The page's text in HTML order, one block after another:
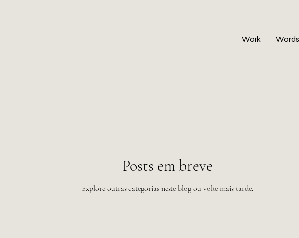
Work Words
Posts em breve
Explore outras categorias neste blog ou volte mais tarde.